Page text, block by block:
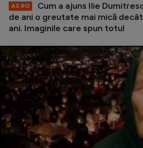
AS.RO
Cum a ajuns Ilie
de ani o greutate mai mică
ani. Imaginile care spun totul